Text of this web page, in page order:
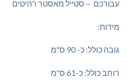
עבורכם – סטייל מאסטר רהיטים
מידות:
גובה כולל: כ- 90 ס"מ
רוחב כולל: כ-61 ס"מ